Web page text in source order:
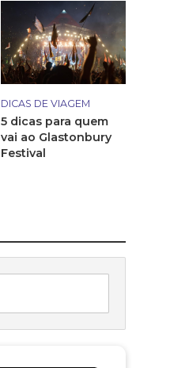
DICAS DE VIAGEM
5 dicas para quem
vai ao Glastonbury
Festival